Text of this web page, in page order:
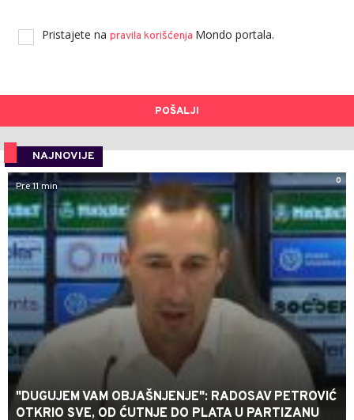
Pristajete na pravila korišćenja Mondo portala.
POŠALJI
NAJNOVIJE
0
Pre 11 min
"DUGUJEM VAM OBJAŠNJENJE": RADOSAV PETROVIĆ
OTKRIO SVE, OD ĆUTNJE DO PLATA U PARTIZANU